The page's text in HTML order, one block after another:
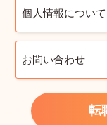
個人情報について
お問い合わせ
転